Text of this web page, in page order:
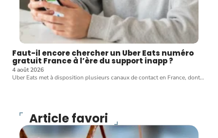
Faut-il encore chercher un Uber Eats numéro
gratuit France à l’ère du support inapp ?
4 août 2026
Uber Eats met à disposition plusieurs canaux de contact en France, dont…
Article favori